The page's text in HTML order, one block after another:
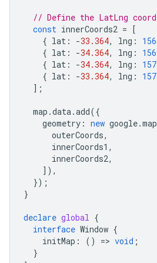
// Define the LatLng
const innerCoords2 = [
{ lat : -33.364, lng :
{ lat : -34.364, lng :
{ lat : -34.364, lng :
{ lat : -33.364, lng :
];
map .data.add({
geometry : new google.
outerCoords,
innerCoords1 ,
innerCoords2,
]),
});
}
declare global {
interface Window {
initMap : () => void ;
}